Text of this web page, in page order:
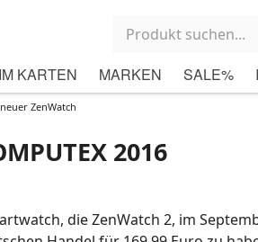
KARTEN MARKEN SALE%
ZenWatch
2016
die ZenWatch 2, im